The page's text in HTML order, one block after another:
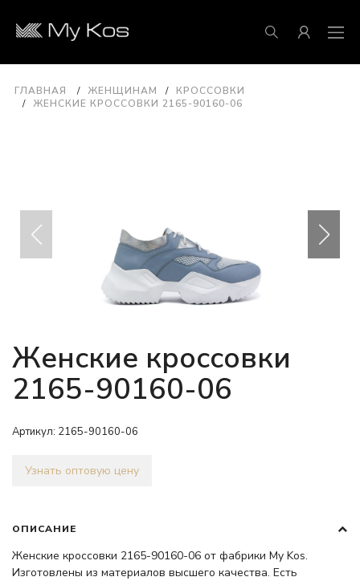
ГЛАВНАЯ ЖЕНЩИНАМ
КРОССОВКИ
ЖЕНСКИЕ КРОССОВКИ 2165-90160-06
Женские кроссовки
2165-90160-06
Артикул: 2165-90160-06
Узнать оптовую цену
ОПИСАНИЕ
Женские кроссовки 2165-90160-06 от фабрики My Kos.
Изготовлены из материалов высшего качества. Есть